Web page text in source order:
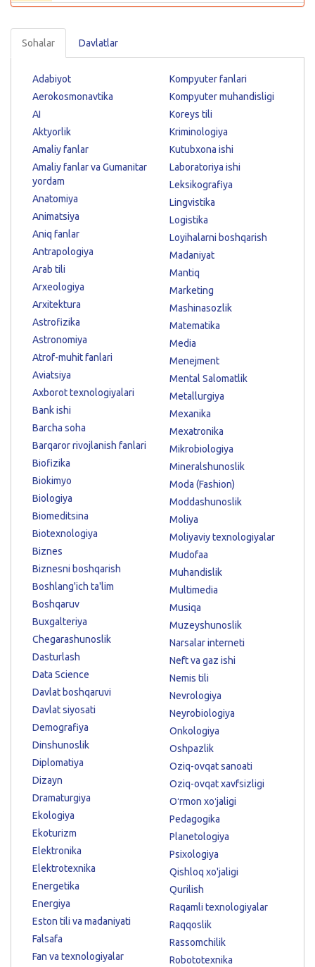
Sohalar Davlatlar
Adabiyot
Aerokosmonavtika
AI
Aktyorlik
Amaliy fanlar
Amaliy fanlar va Gumanitar
yordam
Anatomiya
Animatsiya
Aniq fanlar
Antrapologiya
Arab tili
Arxeologiya
Arxitektura
Astrofizika
Astronomiya
Atrof-muhit fanlari
Aviatsiya
Axborot texnologiyalari
Bank ishi
Barcha soha
Barqaror rivojlanish fanlari
Biofizika
Biokimyo
Biologiya
Biomeditsina
Biotexnologiya
Biznes
Biznesni boshqarish
Boshlang'ich ta'lim
Boshqaruv
Buxgalteriya
Chegarashunoslik
Dasturlash
Data Science
Davlat boshqaruvi
Davlat siyosati
Demografiya
Dinshunoslik
Diplomatiya
Dizayn
Dramaturgiya
Ekologiya
Ekoturizm
Elektronika
Elektrotexnika
Energetika
Energiya
Eston tili va madaniyati
Falsafa
Fan va texnologiyalar
Kompyuter fanlari
Kompyuter muhandisligi
Koreys tili
Kriminologiya
Kutubxona ishi
Laboratoriya ishi
Leksikografiya
Lingvistika
Logistika
Loyihalarni boshqarish
Madaniyat
Mantiq
Marketing
Mashinasozlik
Matematika
Media
Menejment
Mental Salomatlik
Metallurgiya
Mexanika
Mexatronika
Mikrobiologiya
Mineralshunoslik
Moda (Fashion)
Moddashunoslik
Moliya
Moliyaviy texnologiyalar
Mudofaa
Muhandislik
Multimedia
Musiqa
Muzeyshunoslik
Narsalar interneti
Neft va gaz ishi
Nemis tili
Nevrologiya
Neyrobiologiya
Onkologiya
Oshpazlik
Oziq-ovqat sanoati
Oziq-ovqat xavfsizligi
Oʻrmon xoʻjaligi
Pedagogika
Planetologiya
Psixologiya
Qishloq xo'jaligi
Qurilish
Raqamli texnologiyalar
Raqqoslik
Rassomchilik
Robototexnika